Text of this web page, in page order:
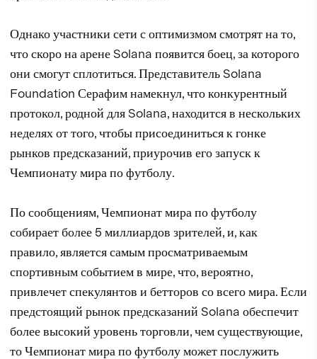
Однако участники сети с оптимизмом смотрят на то,
что скоро на арене Solana появится боец, за которого
они смогут сплотиться. Представитель Solana
Foundation Серафим намекнул, что конкурентный
протокол, родной для Solana, находится в нескольких
неделях от того, чтобы присоединиться к гонке
рынков предсказаний, приурочив его запуск к
Чемпионату мира по футболу.
По сообщениям, Чемпионат мира по футболу
собирает более 5 миллиардов зрителей, и, как
правило, является самым просматриваемым
спортивным событием в мире, что, вероятно,
привлечет спекулянтов и бетторов со всего мира. Если
предстоящий рынок предсказаний Solana обеспечит
более высокий уровень торговли, чем существующие,
то Чемпионат мира по футболу может послужить